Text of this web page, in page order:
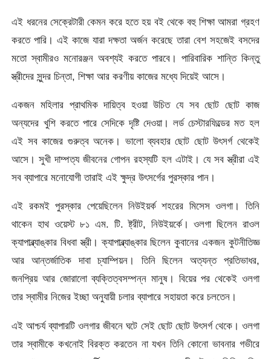
এই ধরনের সেক্রেটারী কেমন করে হতে হয় বই থেকে বহু শিক্ষা আমরা গ্রহণ
করতে পারি। এই কাজে যারা দক্ষতা অর্জন করেছে তারা বেশ সহজেই বসদের
মতো স্বামীরও মনোরঞ্জন অবশ্যই করতে পারবে। পারিবারিক শান্তি কিন্তু
স্ত্রীদের সুন্দর চিন্তা, শিক্ষা আর করণীয় কাজের মধ্যে দিয়েই আসে।
একজন মহিলার প্রাথমিক দায়িত্ব হওয়া উচিত যে সব ছোট ছোট কাজ
অন্যদের খুশি করতে পারে সেদিকে দৃষ্টি দেওয়া। লর্ড চেস্টারফিল্ডের মত হল
এই সব কাজের গুরুত্ব অনেক। ভালো ব্যবহার ছোট ছোট উৎসর্গ থেকেই
আসে। সুখী দাম্পত্য জীবনের গোপন রহস্যটি হল এটাই। যে সব স্ত্রীরা এই
সব ব্যাপারে মনোযোগী তারাই এই ক্ষুদ্র উৎসর্গের পুরস্কার পান।
এই রকমই পুরস্কার পেয়েছিলেন নিউইয়র্ক শহরের মিসেস ওলগা। তিনি
থাকেন হাথ ওয়েস্ট ৮১ এম. টি. ষ্ট্রীট, নিউইয়র্কে। ওলগা ছিলেন রাওল
ক্যাপাব্ল্যাঙ্কার বিধবা স্ত্রী। ক্যাপাব্ল্যাঙ্কার ছিলেন কুবানের একজন কুটনীতিজ্ঞ
আর আন্তর্জাতিক দাবা চ্যাম্পিয়ন। তিনি ছিলেন অত্যন্ত প্রতিভাধর,
জনপ্রিয় আর জোরালো ব্যক্তিত্বসম্পন্ন মানুষ। বিয়ের পর থেকেই ওলগা
তার স্বামীর নিজের ইচ্ছা অনুযায়ী চলার ব্যাপারে সহায়তা করে চলতেন।
এই আশ্চর্য ব্যাপারটি ওলগার জীবনে ঘটে সেই ছোট ছোট উৎসর্গ থেকে। ওলগা
তার স্বামীকে কখনোই বিরক্ত করতেন না যখন তিনি কোনো ভাবনার গভীরে